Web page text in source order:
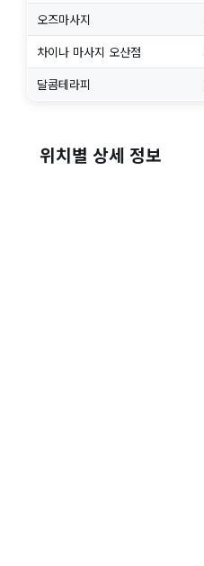
오즈마사지
차이나 마사지 오산점
달콤테라피
위치별 상세 정보